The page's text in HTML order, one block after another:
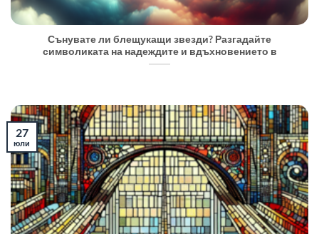
Сънувате ли блещукащи звезди? Разгадайте
символиката на надеждите и вдъхновението в
27
юли